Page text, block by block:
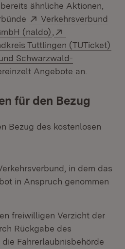
ähnliche Aktionen,
Extern:
Verkehrsverbund
(naldo) (Öffnet in neuem
Tuttlingen (TUTicket)
Schwarzwald-
in neuem Fenster)
Angebote an.
für den Bezug
Bezug des kostenlosen
in dem das
in Anspruch genommen
freiwilligen Verzicht der
Rückgabe des
Fahrerlaubnisbehörde